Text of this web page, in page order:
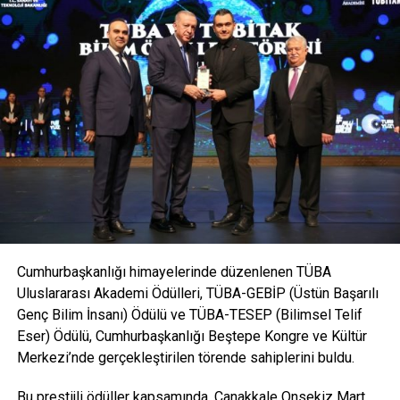
Kaynak: comu.edu.tr
Facebook
Mastodon
EmailShare
İLIŞKILI BAŞLIKLAR:
BIR SONRAKI
“Dünyanın En Etkili Bilim İnsanları” Listesinde ÇOMÜ’den
9 Akademisyen Yer Aldı
Ulusal Sualtı Bilimsel Araştırma ve Değerlendirme
Sempozyumu Gerçekleştirildi
Cumhurbaşkanlığı himayelerinde düzenlenen TÜBA
Uluslararası Akademi Ödülleri, TÜBA-GEBİP (Üstün Başarılı
Genç Bilim İnsanı) Ödülü ve TÜBA-TESEP (Bilimsel Telif
Eser) Ödülü, Cumhurbaşkanlığı Beştepe Kongre ve Kültür
Merkezi’nde gerçekleştirilen törende sahiplerini buldu.